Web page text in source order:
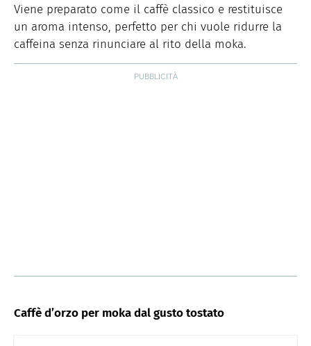
Viene preparato come il caffè classico e restituisce
un aroma intenso, perfetto per chi vuole ridurre la
caffeina senza rinunciare al rito della moka.
Caffè d’orzo per moka dal gusto tostato